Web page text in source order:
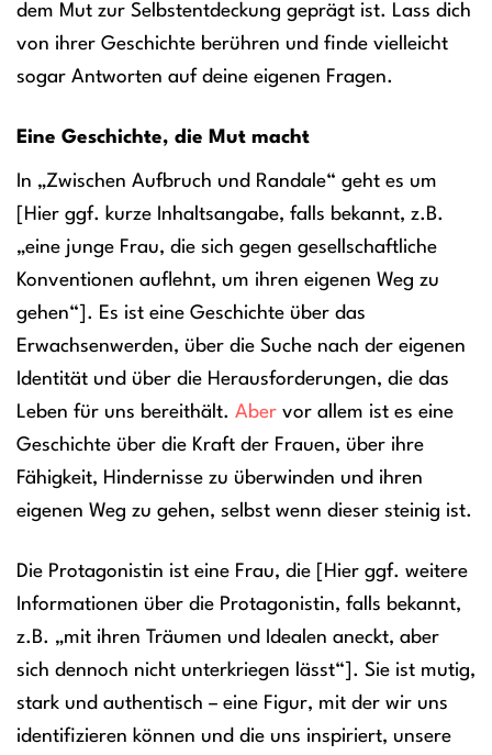
dem Mut zur Selbstentdeckung geprägt ist. Lass dich
von ihrer Geschichte berühren und finde vielleicht
sogar Antworten auf deine eigenen Fragen.
Eine Geschichte, die Mut macht
In „Zwischen Aufbruch und Randale“ geht es um
[Hier ggf. kurze Inhaltsangabe, falls bekannt, z.B.
„eine junge Frau, die sich gegen gesellschaftliche
Konventionen auflehnt, um ihren eigenen Weg zu
gehen“]. Es ist eine Geschichte über das
Erwachsenwerden, über die Suche nach der eigenen
Identität und über die Herausforderungen, die das
Leben für uns bereithält. Aber vor allem ist es eine
Geschichte über die Kraft der Frauen, über ihre
Fähigkeit, Hindernisse zu überwinden und ihren
eigenen Weg zu gehen, selbst wenn dieser steinig ist.
Die Protagonistin ist eine Frau, die [Hier ggf. weitere
Informationen über die Protagonistin, falls bekannt,
z.B. „mit ihren Träumen und Idealen aneckt, aber
sich dennoch nicht unterkriegen lässt“]. Sie ist mutig,
stark und authentisch – eine Figur, mit der wir uns
identifizieren können und die uns inspiriert, unsere